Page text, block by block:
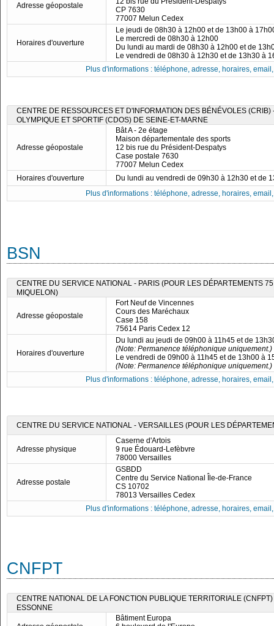
Adresse géopostale
CP 7630
77007 Melun Cedex
Horaires d'ouverture
Le jeudi de 08h30 à 12h00 et de 13h00 à
Le mercredi de 08h30 à 12h00
Du lundi au mardi de 08h30 à 12h00 et de
Le vendredi de 08h30 à 12h30 et de 13h30 à
Plus d'informations : téléphone, adresse, horaires,
CENTRE DE RESSOURCES ET D'INFORMATION DES BÉNÉVOLES (CRIB)
OLYMPIQUE ET SPORTIF (CDOS) DE SEINE-ET-MARNE
Adresse géopostale
Bât A - 2e étage
Maison départementale des sports
12 bis rue du Président-Despatys
Case postale 7630
77007 Melun Cedex
Horaires d'ouverture
Du lundi au vendredi de 09h30 à 12h30 et de
Plus d'informations : téléphone, adresse, horaires,
BSN
CENTRE DU SERVICE NATIONAL - PARIS (POUR LES DÉPARTEMENTS
MIQUELON)
Adresse géopostale
Fort Neuf de Vincennes
Cours des Maréchaux
Case 158
75614 Paris Cedex 12
Horaires d'ouverture
Du lundi au jeudi de 09h00 à 11h45 et de
(Note: Permanence téléphonique uniquement.)
Le vendredi de 09h00 à 11h45 et de 13h00 à
(Note: Permanence téléphonique uniquement.)
Plus d'informations : téléphone, adresse, horaires,
CENTRE DU SERVICE NATIONAL - VERSAILLES (POUR LES
Adresse physique
Caserne d'Artois
9 rue Édouard-Lefèbvre
78000 Versailles
Adresse postale
GSBDD
Centre du Service National Île-de-France
CS 10702
78013 Versailles Cedex
Plus d'informations : téléphone, adresse, horaires,
CNFPT
CENTRE NATIONAL DE LA FONCTION PUBLIQUE TERRITORIALE
ESSONNE
Bâtiment Europa